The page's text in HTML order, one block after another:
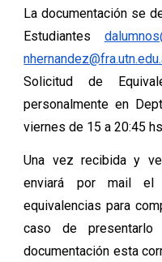
La documentación se
Estudiantes
Solicitud de
personalmente en
viernes de 15 a 20:45
Una vez recibida y
enviará por mail el
equivalencias para
caso de
documentación esta